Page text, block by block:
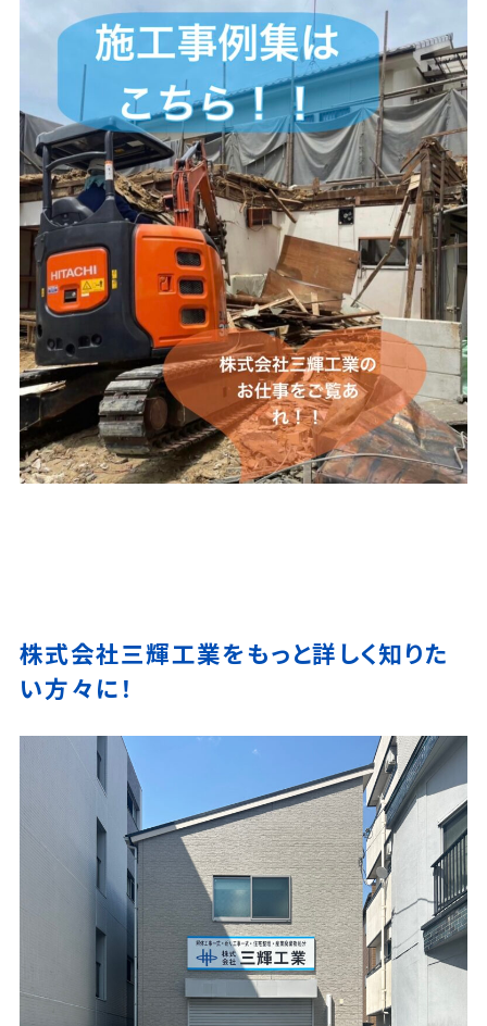
株式会社三輝工業をもっと詳しく知りた
い方々に！